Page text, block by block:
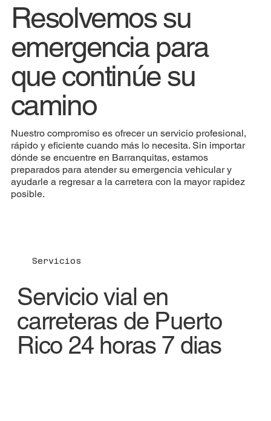
Resolvemos su
emergencia para
que continúe su
camino
Nuestro compromiso es ofrecer un servicio profesional,
rápido y eficiente cuando más lo necesita. Sin importar
dónde se encuentre en Barranquitas, estamos
preparados para atender su emergencia vehicular y
ayudarle a regresar a la carretera con la mayor rapidez
posible.
Servicios
Servicio vial en
carreteras de Puerto
Rico 24 horas 7 dias